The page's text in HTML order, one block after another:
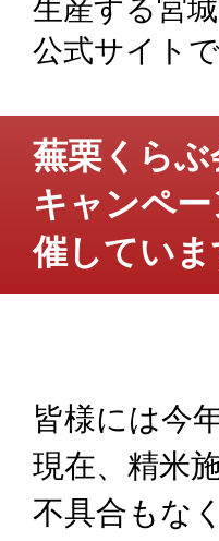
生産する宮
公式サイトで
蕪栗くら
キャンペ
催していま
皆様には今
現在、精米
不具合もな